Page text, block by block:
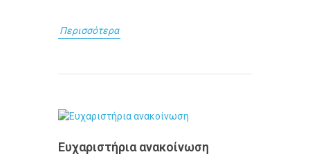
Περισσότερα
Ευχαριστήρια ανακοίνωση